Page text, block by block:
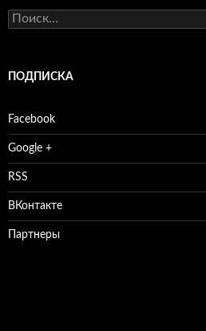
Найти:
ПОДПИСКА
Facebook
Google +
RSS
ВКонтакте
Партнеры